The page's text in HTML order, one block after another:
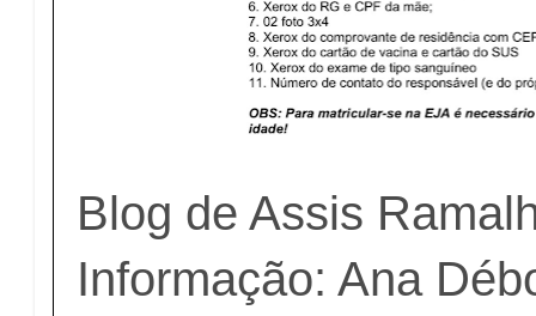
Blog de Assis
Informação: Ana